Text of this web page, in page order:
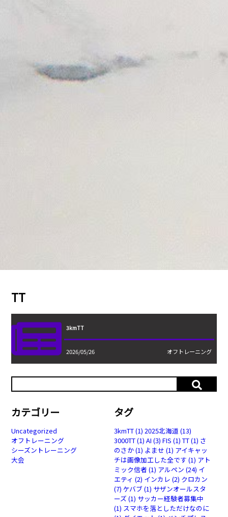
TT
3kmTT
2026/05/26 オフトレーニング
カテゴリー
Uncategorized
オフトレーニング
シーズントレーニング
大会
タグ
3kmTT(1) 2025北海道 (13)
3000TT(1) AI (3) FIS (1) TT(1) さ
のさか(1) よませ (1) アイキャッ
チは画像加工した全です (1) アト
ミック信者 (1) アルペン (24) イ
エティ (2) インカレ (2) クロカン
(7) ケバブ(1) サザンオールスタ
ーズ (1) サッカー経験者募集中
(1) スマホを落としただけなのに